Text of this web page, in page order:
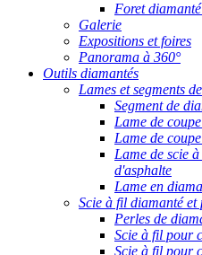
Foret
Galerie
Expositions et foires
Panorama à 360°
Outils diamantés
Lames et segments
Segment de
Lame de
Lame de
Lame de scie
d'asphalte
Lame en
Scie à fil diamanté et
Perles de
Scie à fil pour
Scie à fil pour